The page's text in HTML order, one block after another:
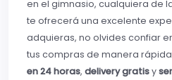
en el gimnasio, cualquiera de
te ofrecerá una excelente
adquieras, no olvides confiar
tus compras de manera rápida
en 24 horas, delivery gratisy